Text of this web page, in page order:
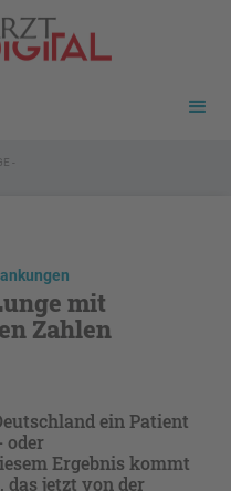
-
mit
Zahlen
ein Patient
oder
Ergebnis kommt
das jetzt von der